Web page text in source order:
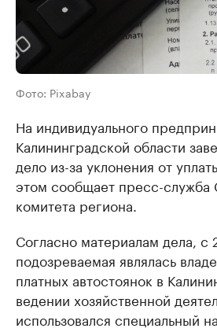
Фото: Pixabay
На индивидуального
Калининградской области
дело из-за уклонения от
этом сообщает пресс-служба
комитета региона.
Согласно материалам дела, с
подозреваемая являлась
платных автостоянок в
ведении хозяйственной
использовался специальный